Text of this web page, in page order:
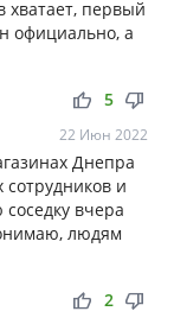
хватает, первый
официально, а
thumb_up thumb_down
5
22 Июн 2022
Днепра
и
вчера
людям
thumb_up thumb_down
2